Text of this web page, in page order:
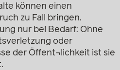
können einen
zu Fall bringen.
nur bei Bedarf: Ohne
oder
der Öffent¬lichkeit ist sie